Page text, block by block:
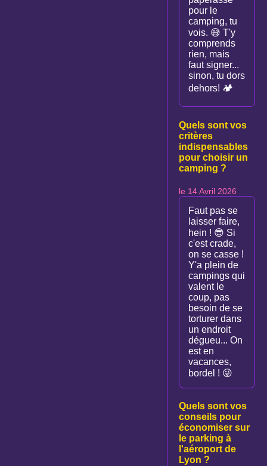
pour le
camping, tu
vois. 😅 T'y
comprends
rien, mais
faut signer...
sinon, tu dors
dehors! 🏕
Quels sont vos
critères
indispensables
pour choisir un
camping ?
le 14 Avril 2026
Faut pas se
laisser faire,
hein ! 😎 Si
c'est crade,
on se casse !
Y'a plein de
campings qui
valent le
coup, pas
besoin de se
torturer dans
un endroit
dégueu... On
est en
vacances,
bordel ! 😜
Quels sont vos
conseils pour
économiser sur
le parking à
l'aéroport de
Lyon ?